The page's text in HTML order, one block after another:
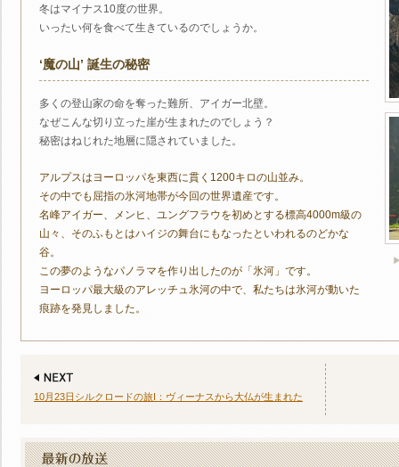
冬はマイナス10度の世界。
いったい何を食べて生きているのでしょうか。
‘魔の山’ 誕生の秘密
多くの登山家の命を奪った難所、アイガー北壁。
なぜこんな切り立った崖が生まれたのでしょう？
秘密はねじれた地層に隠されていました。
アルプスはヨーロッパを東西に貫く1200キロの山並み。
その中でも屈指の氷河地帯が今回の世界遺産です。
名峰アイガー、メンヒ、ユングフラウを初めとする標高4000m級の
山々、そのふもとはハイジの舞台にもなったといわれるのどかな
谷。
この夢のようなパノラマを作り出したのが「氷河」です。
ヨーロッパ最大級のアレッチュ氷河の中で、私たちは氷河が動いた
痕跡を発見しました。
10月23日シルクロードの旅I：ヴィーナスから大仏が生まれた